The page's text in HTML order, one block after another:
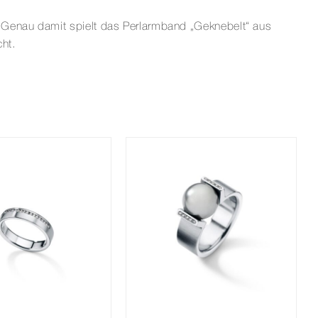
damit spielt das Perlarmband „Geknebelt“ aus